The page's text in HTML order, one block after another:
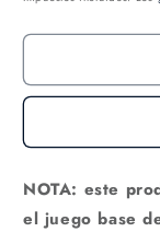
NOTA: este
el juego base